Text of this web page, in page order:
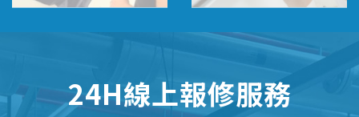
24H線上報修服務